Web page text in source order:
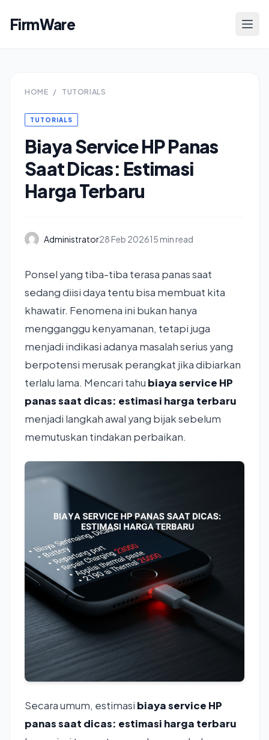
FirmWare
HOME / TUTORIALS
TUTORIALS
Biaya Service HP Panas
Saat Dicas: Estimasi
Harga Terbaru
Administrator28 Feb 202615 min read
Ponsel yang tiba-tiba terasa panas saat
sedang diisi daya tentu bisa membuat kita
khawatir. Fenomena ini bukan hanya
mengganggu kenyamanan, tetapi juga
menjadi indikasi adanya masalah serius yang
berpotensi merusak perangkat jika dibiarkan
terlalu lama. Mencari tahu biaya service HP
panas saat dicas: estimasi harga terbaru
menjadi langkah awal yang bijak sebelum
memutuskan tindakan perbaikan.
Secara umum, estimasi biaya service HP
panas saat dicas: estimasi harga terbaru